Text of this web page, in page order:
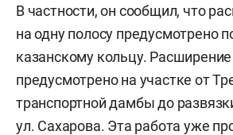
В частности, он сообщил, что
на одну полосу предусмотрено
казанскому кольцу.
предусмотрено на участке от
транспортной дамбы до
ул. Сахарова. Эта работа уже